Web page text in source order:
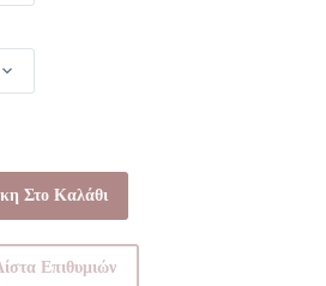
Στο Καλάθι
Επιθυμιών